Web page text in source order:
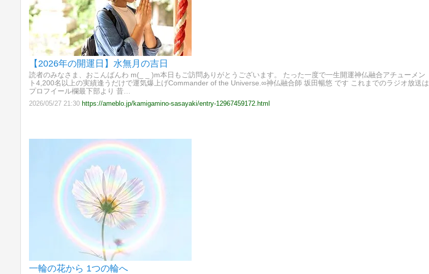
【2026年の開運日】水無月の吉日
読者のみなさま、おこんばんわ m(_ _ )m本日もご訪問ありがとうございます。 たった一度で一生開運神仏融合アチューメン
ト4,200名以上の実績逢うだけで運気爆上げCommander of the Universe.∞神仏融合師 坂田暢悠 です これまでのラジオ放送は
プロフイール欄最下部より 昔…
2026/05/27 21:30 https://ameblo.jp/kamigamino-sasayaki/entry-12967459172.html
一輪の花から 1つの輪へ